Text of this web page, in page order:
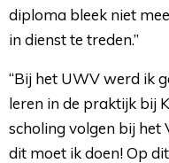
diploma bleek niet
in dienst te treden.”
“Bij het UWV werd ik
leren in de praktijk bij
scholing volgen bij het
dit moet ik doen! Op